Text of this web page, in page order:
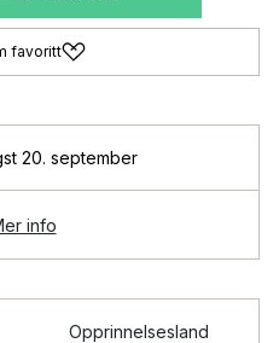
favoritt
20. september
info
Opprinnelsesland